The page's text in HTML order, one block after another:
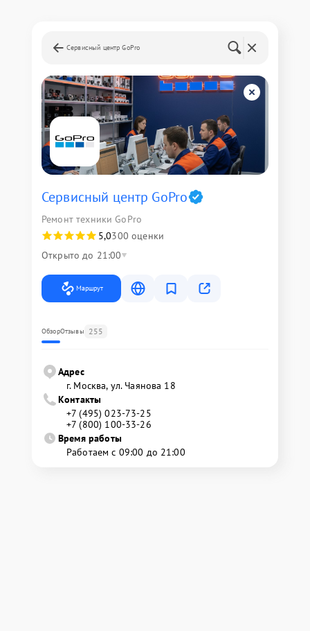
Сервисный центр GoPro
Сервисный центр GoPro
Ремонт техники GoPro
5,0300 оценки
Открыто до 21:00
Маршрут
ОбзорОтзывы 255
Адрес
г. Москва, ул. Чаянова 18
Контакты
+7 (495) 023-73-25
+7 (800) 100-33-26
Время работы
Работаем с 09:00 до 21:00